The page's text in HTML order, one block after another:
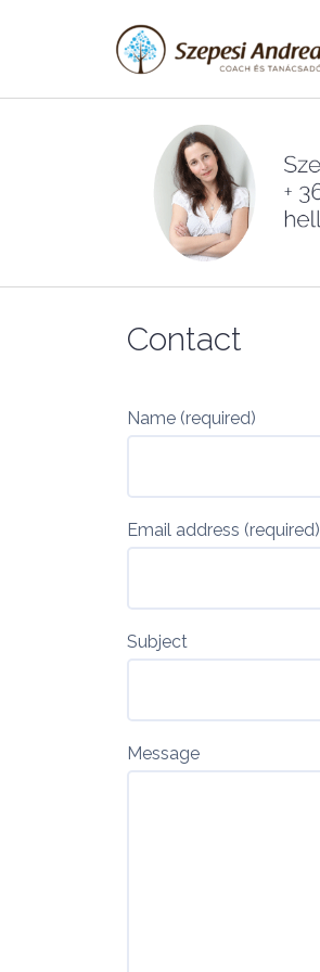
Contact
Name (required)
Email address (required)
Subject
Message